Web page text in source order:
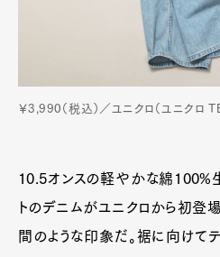
￥3,990（税込）／ユニクロ（ユニクロ
10.5オンスの軽やかな綿100%
トのデニムがユニクロから初登
間のような印象だ。裾に向けて